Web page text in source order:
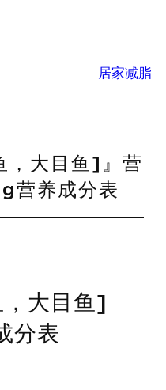
居家减脂
，大目鱼]』营
营养成分表
大目鱼]
分表